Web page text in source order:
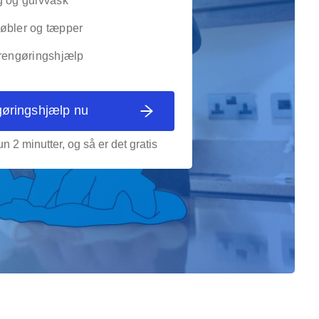
og tæpper
nu
2 minutter, og så er det gratis